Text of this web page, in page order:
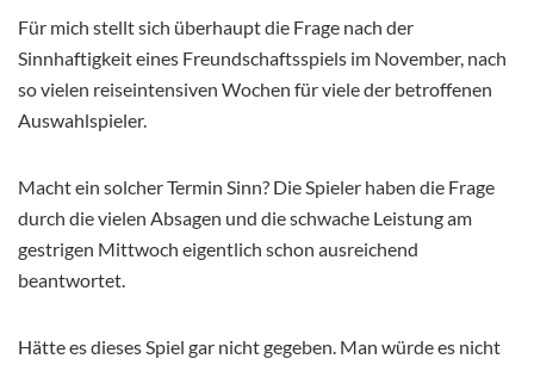
Für mich stellt sich überhaupt die Frage nach der
Sinnhaftigkeit eines Freundschaftsspiels im November, nach
so vielen reiseintensiven Wochen für viele der betroffenen
Auswahlspieler.
Macht ein solcher Termin Sinn? Die Spieler haben die Frage
durch die vielen Absagen und die schwache Leistung am
gestrigen Mittwoch eigentlich schon ausreichend
beantwortet.
Hätte es dieses Spiel gar nicht gegeben. Man würde es nicht